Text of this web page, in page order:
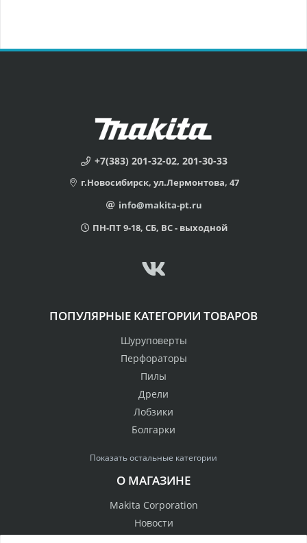
+7(383) 201-32-02, 201-30-33
г.Новосибирск, ул.Лермонтова, 47
info@makita-pt.ru
ПН-ПТ 9-18, СБ, ВС - выходной
ПОПУЛЯРНЫЕ КАТЕГОРИИ ТОВАРОВ
Шуруповерты
Перфораторы
Пилы
Дрели
Лобзики
Болгарки
Показать остальные категории
О МАГАЗИНЕ
Makita Corporation
Новости